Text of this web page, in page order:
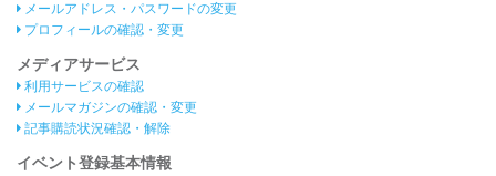
メールアドレス・パスワードの変更
プロフィールの確認・変更
メディアサービス
利用サービスの確認
メールマガジンの確認・変更
記事購読状況確認・解除
イベント登録基本情報